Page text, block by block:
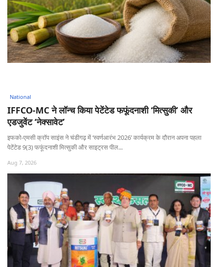
IFFCO-MC ने लॉन्च किया पेटेंटेड फफूंदनाशी ‘मित्सुकी’ और
एडजुवेंट ‘नेक्सावेट’
इफको-एमसी क्रॉप साइंस ने चंडीगढ़ में ‘स्वर्णआरंभ 2026’ कार्यक्रम के दौरान अपना पहला
पेटेंटेड 9(3) फफूंदनाशी मित्सुकी और साइट्रस पील...
Aug 7, 2026
National